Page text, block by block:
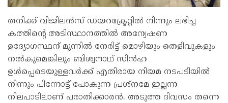
തനിക്ക് വിജിലൻസ് ഡയറക്ട്രേറ്റിൽ നിന്നും ലഭിച്ച
കത്തിൻ്റെ അടിസ്ഥാനത്തിൽ അന്വേഷണ
ഉദ്യോഗസ്ഥന് മുന്നിൽ നേരിട്ട് മൊഴിയും തെളിവുകളും
നൽകുമെങ്കിലും ബിശ്വനാഥ് സിൻഹ
ഉൾപ്പെടെയുള്ളവർക്ക് എതിരായ നിയമ നടപടിയിൽ
നിന്നും പിന്നോട്ട് പോകുന്ന പ്രശ്‌നമേ ഇല്ലന്ന
നിലപാടിലാണ് പരാതിക്കാരൻ. അടുത്ത ദിവസം തന്നെ